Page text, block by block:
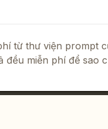
từ thư viện prompt
miễn phí để sao